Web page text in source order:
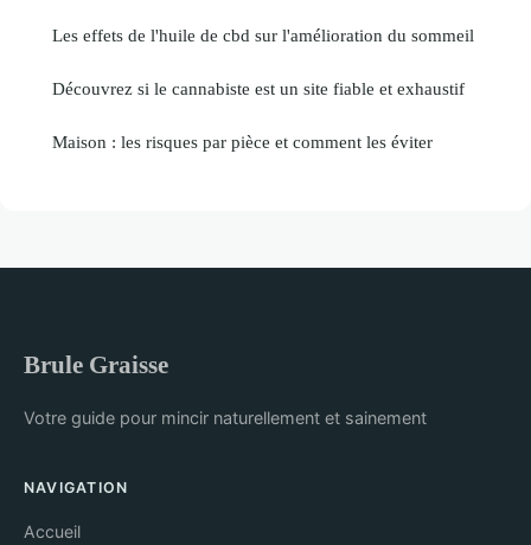
Les effets de l'huile de cbd sur l'amélioration du sommeil
Découvrez si le cannabiste est un site fiable et exhaustif
Maison : les risques par pièce et comment les éviter
Brule Graisse
Votre guide pour mincir naturellement et sainement
NAVIGATION
Accueil